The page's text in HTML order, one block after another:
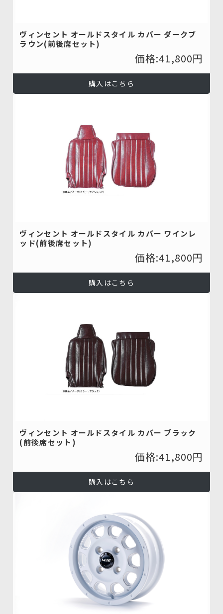
ヴィンセント オールドスタイル カバー ダークブ
ラウン(前後席セット)
価格:41,800円
購入はこちら
ヴィンセント オールドスタイル カバー ワインレ
ッド(前後席セット)
価格:41,800円
購入はこちら
ヴィンセント オールドスタイル カバー ブラック
(前後席セット)
価格:41,800円
購入はこちら